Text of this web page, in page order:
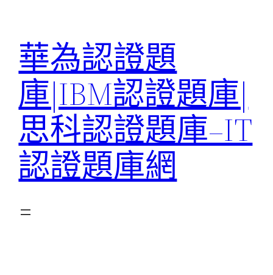
華為認證題
庫|IBM認證題庫|
思科認證題庫–IT
認證題庫網